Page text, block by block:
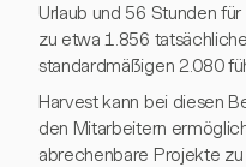
Urlaub und 56 Stunden
zu etwa 1.856
standardmäßigen 2.080
Harvest kann bei diesen
den Mitarbeitern
abrechenbare Projekte